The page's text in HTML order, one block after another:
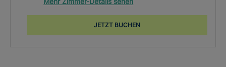
JETZT BUCHEN